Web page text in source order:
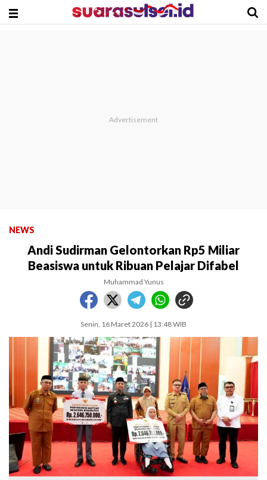
NEWS
Andi Sudirman Gelontorkan Rp5 Miliar
Beasiswa untuk Ribuan Pelajar Difabel
Muhammad Yunus
Senin, 16 Maret 2026 | 13:48 WIB